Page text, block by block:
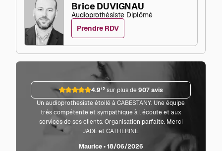
Brice DUVIGNAU
Audioprothésiste Diplômé
Prendre RDV
4.9/5sur plus de907 avis
Un audioprothesiste étoilé à CABESTANY. Une équipe
trés compétente et sympathique à l écoute et aux
services de ses clients. Organisation parfaite. Merci
JADE et CATHERINE.
Maurice • 18/06/2026